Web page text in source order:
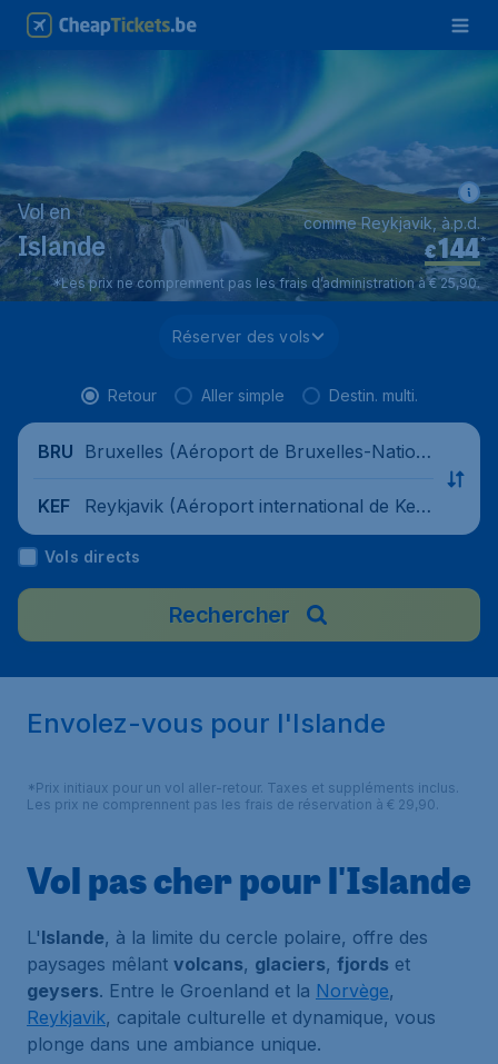
Vol en
Islande €144*
comme Reykjavik, à.p.d.
*Les prix ne comprennent pas les frais d’administration à € 25,90.
Réserver des vols
Retour Aller simple Destin. multi.
BRU Bruxelles (Aéroport de Bruxelles-Nation
KEF
Reykjavik (Aéroport international de Kefl
avík), Islande
Vols directs
Rechercher
Envolez-vous pour l'Islande
*Prix initiaux pour un vol aller-retour. Taxes et suppléments inclus.
Les prix ne comprennent pas les frais de réservation à € 29,90.
Vol pas cher pour l'Islande
L'Islande, à la limite du cercle polaire, offre des
paysages mêlant volcans, glaciers, fjords et
geysers. Entre le Groenland et la Norvège,
Reykjavik, capitale culturelle et dynamique, vous
plonge dans une ambiance unique.